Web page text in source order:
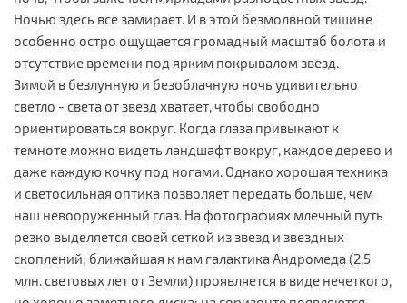
Ночью здесь все замирает. И в этой безмолвной тишине
особенно остро ощущается громадный масштаб болота и
отсутствие времени под ярким покрывалом звезд.
Зимой в безлунную и безоблачную ночь удивительно
светло - света от звезд хватает, чтобы свободно
ориентироваться вокруг. Когда глаза привыкают к
темноте можно видеть ландшафт вокруг, каждое дерево и
даже каждую кочку под ногами. Однако хорошая техника
и светосильная оптика позволяет передать больше, чем
наш невооруженный глаз. На фотографиях млечный путь
резко выделяется своей сеткой из звезд и звездных
скоплений; ближайшая к нам галактика Андромеда (2,5
млн. световых лет от Земли) проявляется в виде нечеткого,